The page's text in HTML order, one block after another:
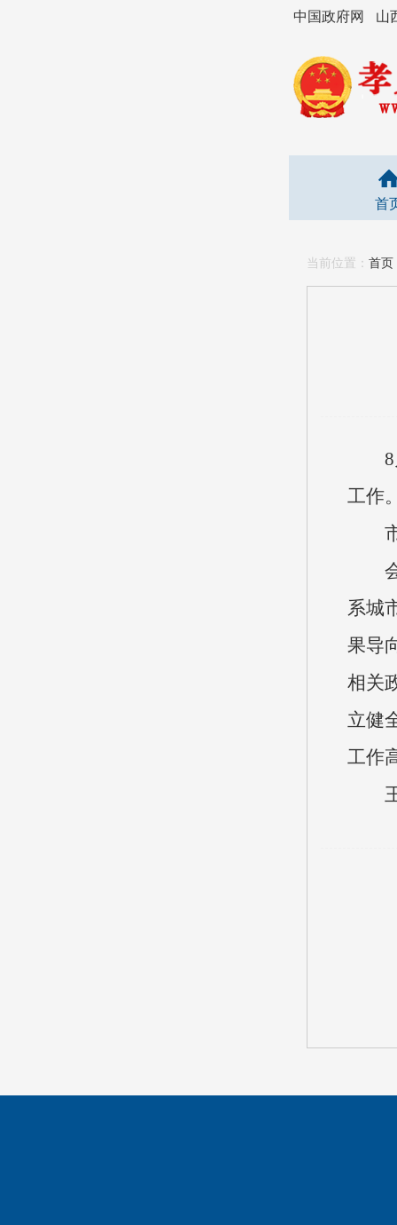
中国政府网 山
首
当前位置： 首页
工作
系城
果导
相关
立健
工作